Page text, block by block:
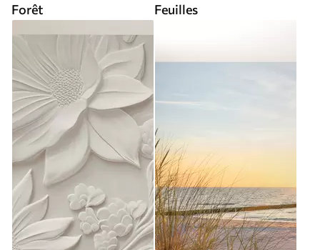
Forêt Feuilles